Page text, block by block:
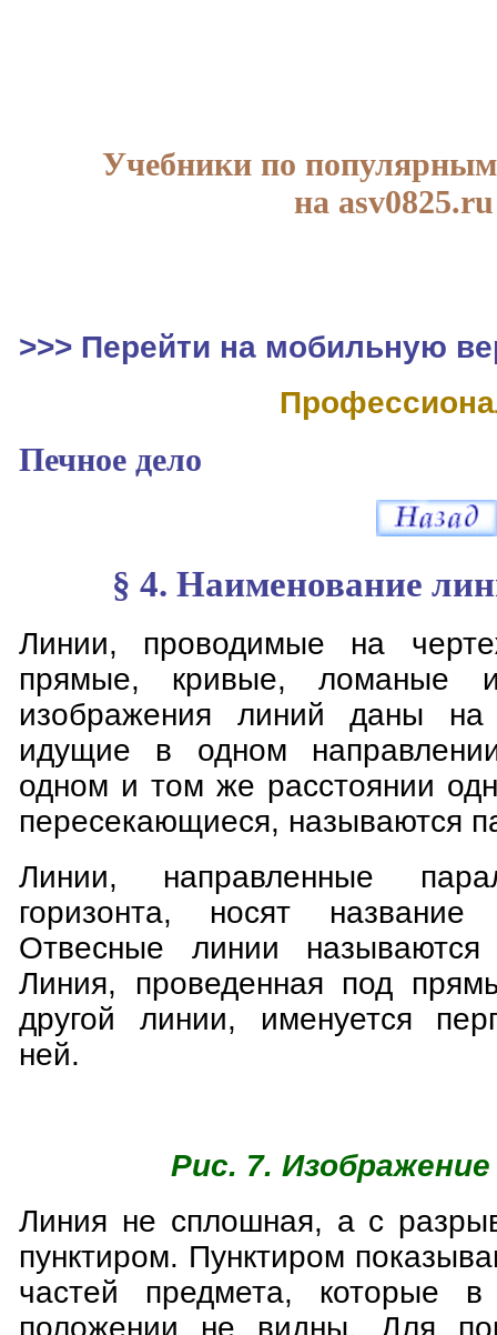
Учебники по
на asv0825.ru
>>> Перейти на мобильную
Печное дело
§ 4. Наименование
Линии, проводимые на
прямые, кривые, ломаные
изображения линий даны
идущие в одном
одном и том же расстоянии
пересекающиеся, называются
Линии, направленные
горизонта, носят название
Отвесные линии называются
Линия, проведенная под
другой линии, именуется
ней.
Рис. 7.
Линия не сплошная, а с
пунктиром. Пунктиром
частей предмета, которые
положении не видны. Для